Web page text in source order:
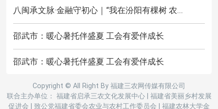
八闽承文脉·金融守初心｜“我在汾阳有棵树 农...
邵武市：暖心暑托伴盛夏 工会有爱伴成长
邵武市：暖心暑托伴盛夏 工会有爱伴成长
Copyright © All Right By 福建三农网传媒有限公司
联合主办单位： 福建省启承三农文化发展中心
福建省美丽乡村发展
促进会
致公党福建省委会农业与农村工作委员会 福建农林大学金